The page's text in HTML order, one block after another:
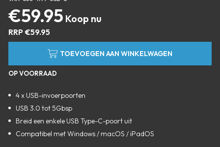
€59.95
RRP €59.95
TOEVOEGEN AAN WINKELWAGEN
OP VOORRAAD
4 x USB-invoerpoorten
USB 3.0 tot 5Gbsp
Breid een enkele USB Type-C-poort uit
Compatibel met Windows / macOS / iPadOS